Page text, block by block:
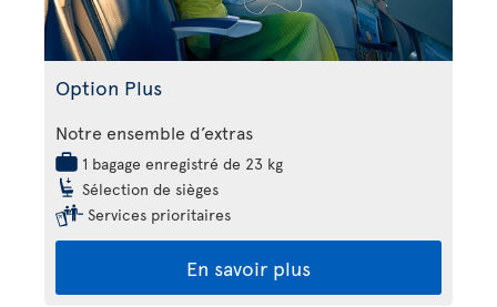
Option Plus
Notre ensemble d’extras
1 bagage enregistré de 23 kg
Sélection de sièges
Services prioritaires
En savoir plus